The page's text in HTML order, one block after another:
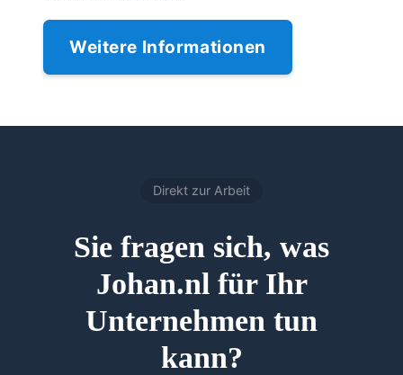
Weitere Informationen
Direkt zur Arbeit
Sie fragen sich, was
Johan.nl für Ihr
Unternehmen tun
kann?